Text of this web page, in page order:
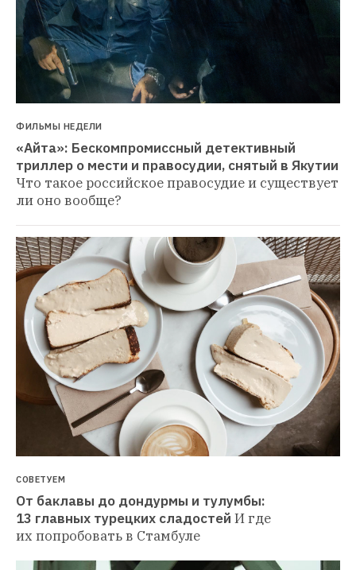
ФИЛЬМЫ НЕДЕЛИ
«Айта»: Бескомпромиссный детективный
триллер о мести и правосудии, снятый в Якутии
Что такое российское правосудие и существует
ли оно вообще?
СОВЕТУЕМ
От баклавы до дондурмы и тулумбы:
13 главных турецких сладостей И где
их попробовать в Стамбуле